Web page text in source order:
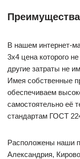
В нашем интернет-
3х4 цена которого
другие затраты не
Имея собственные
обеспечиваем
самостоятельно её
стандартам ГОСТ
Расположены наши
Александрия,